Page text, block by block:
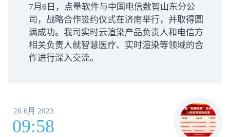
7月6日，点量软件与中国电信数智山东分公
司，战略合作签约仪式在济南举行，并取得圆
满成功。我司实时云渲染产品负责人和电信方
相关负责人就智慧医疗、实时渲染等领域的合
作进行深入交流。
26 6月 2023
09:58